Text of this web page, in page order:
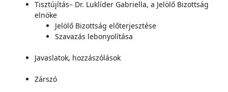
Tisztújítás– Dr. Luklíder Gabriella, a Jelölő Bizottság
elnöke
Jelölő Bizottság előterjesztése
Szavazás lebonyolítása
Javaslatok, hozzászólások
Zárszó